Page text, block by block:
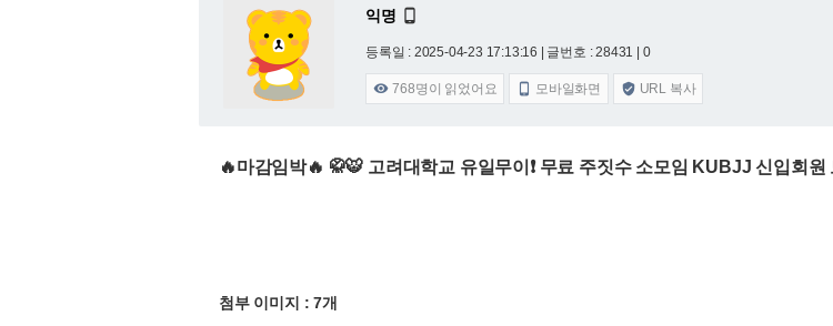
익명 
등록일 : 2025-04-23 17:13:16 | 글번호 : 28431 | 0
 768명이 읽었어요  모바일화면  URL 복사
🔥마감임박🔥 🥋🐯 고려대학교 유일무이❗️ 무료 주짓수 소모임 KUBJJ 신입회
첨부 이미지 : 7개